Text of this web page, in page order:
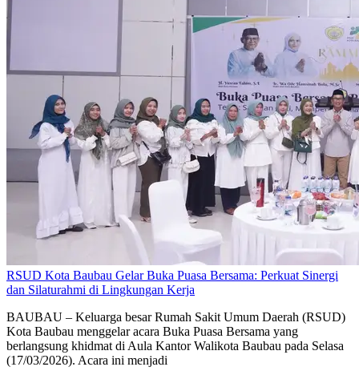
RSUD Kota Baubau Gelar Buka Puasa Bersama: Perkuat Sinergi
dan Silaturahmi di Lingkungan Kerja
BAUBAU – Keluarga besar Rumah Sakit Umum Daerah (RSUD)
Kota Baubau menggelar acara Buka Puasa Bersama yang
berlangsung khidmat di Aula Kantor Walikota Baubau pada Selasa
(17/03/2026). Acara ini menjadi